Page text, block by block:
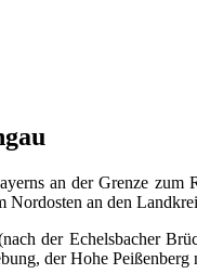
an der Grenze zum
Nordosten an den
der Echelsbacher
der Hohe